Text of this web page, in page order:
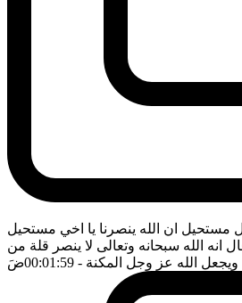
مستحيل ان الله ينصرنا يا اخي مستحيل
الله سبحانه وتعالى لا ينصر قلة من
ويجعل الله عز وجل المكنة - 00:01:59 ضَ